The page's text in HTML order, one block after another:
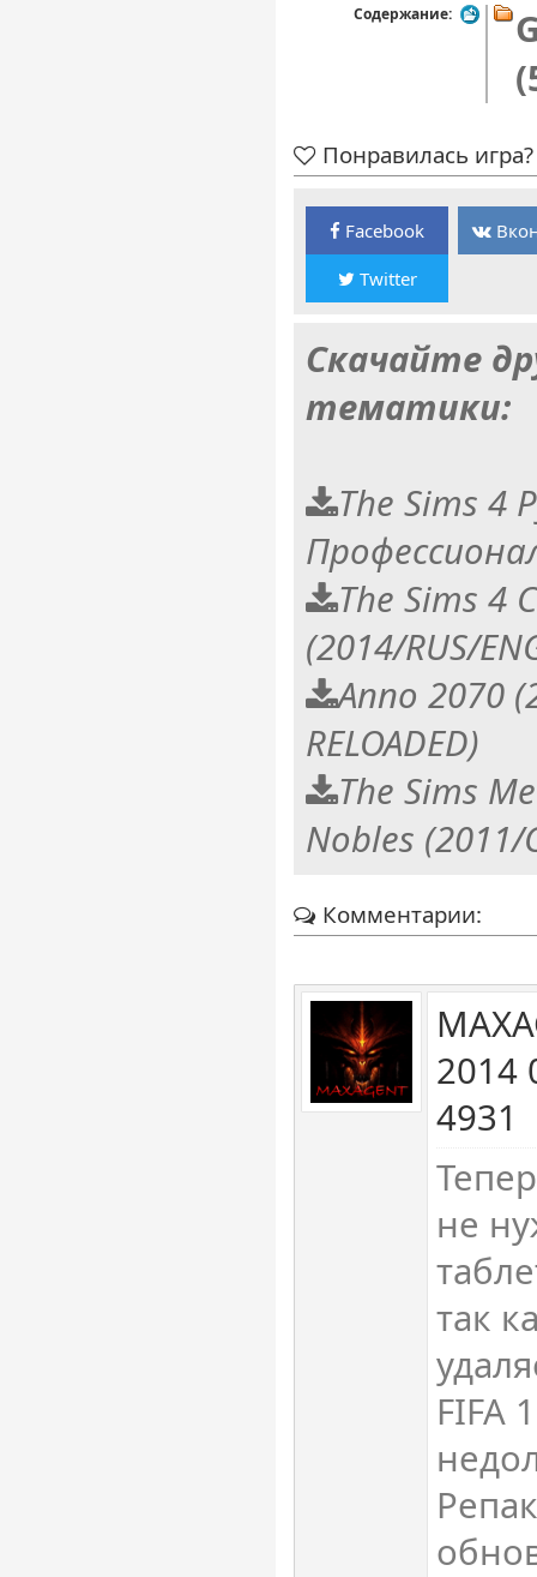
Содержание:
Понравилась
Facebook
Twitter
Скачайте
тематики:
The Sims 4
The Sims 4
(2014/RUS/
Anno 2070
RELOADED)
The Sims
Nobles (2011/
Комментарии:
2014
4931
не
так
FIFA